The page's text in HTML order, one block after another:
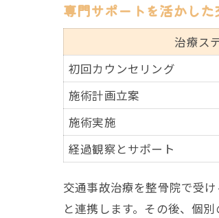
専門サポートを活かし
治療ス
初回カウンセリング
施術計画立案
施術実施
経過観察とサポート
交通事故治療を整骨院で受
と連携します。その後、個